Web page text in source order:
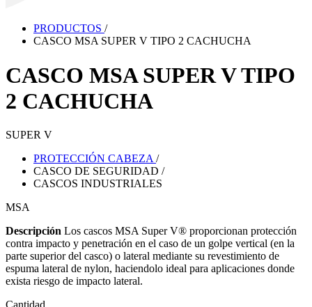
PRODUCTOS /
CASCO MSA SUPER V TIPO 2 CACHUCHA
CASCO MSA SUPER V TIPO
2 CACHUCHA
SUPER V
PROTECCIÓN CABEZA /
CASCO DE SEGURIDAD /
CASCOS INDUSTRIALES
MSA
Descripción Los cascos MSA Super V® proporcionan protección
contra impacto y penetración en el caso de un golpe vertical (en la
parte superior del casco) o lateral mediante su revestimiento de
espuma lateral de nylon, haciendolo ideal para aplicaciones donde
exista riesgo de impacto lateral.